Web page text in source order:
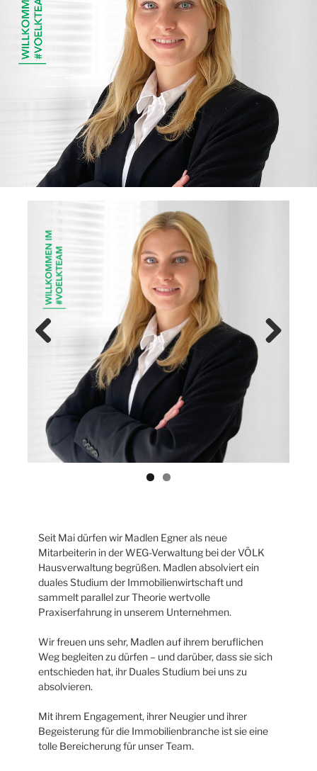
Seit Mai dürfen wir Madlen Egner als neue
Mitarbeiterin in der WEG-Verwaltung bei der VÖLK
Hausverwaltung begrüßen. Madlen absolviert ein
duales Studium der Immobilienwirtschaft und
sammelt parallel zur Theorie wertvolle
Praxiserfahrung in unserem Unternehmen.
Wir freuen uns sehr, Madlen auf ihrem beruflichen
Weg begleiten zu dürfen – und darüber, dass sie sich
entschieden hat, ihr Duales Studium bei uns zu
absolvieren.
Mit ihrem Engagement, ihrer Neugier und ihrer
Begeisterung für die Immobilienbranche ist sie eine
tolle Bereicherung für unser Team.